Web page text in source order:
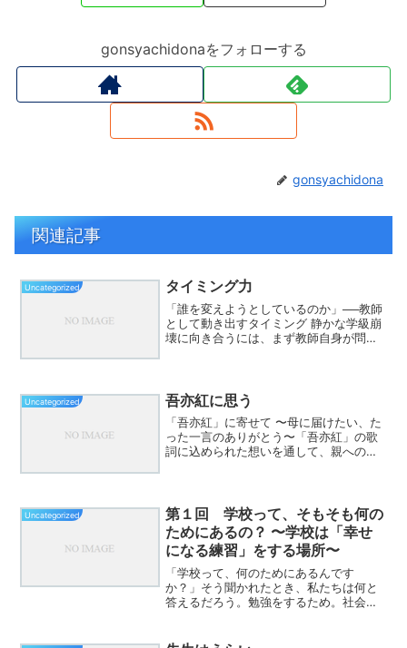
gonsyachidonaをフォローする
gonsyachidona
関連記事
Uncategorized タイミング力
「誰を変えようとしているのか」──教師
として動き出すタイミング 静かな学級崩
壊に向き合うには、まず教師自身が問い
嗣、教師の成熟...
Uncategorized 吾亦紅に思う
「吾亦紅」に寄せて 〜母に届けたい、た
った一言のありがとう〜「吾亦紅」の歌
詞に込められた想いを通して、親への感
歌が教えてくれること...
Uncategorized
第１回 学校って、そもそも何の
ためにあるの？ 〜学校は「幸せ
になる練習」をする場所〜
「学校って、何のためにあるんです
か？」そう聞かれたとき、私たちは何と
答えるだろう。勉強をするため。社会に
る。しかし最近、私は別のことを強く考